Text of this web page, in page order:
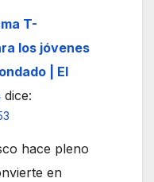
T-
los jóvenes
| El
dice:
hace pleno
en